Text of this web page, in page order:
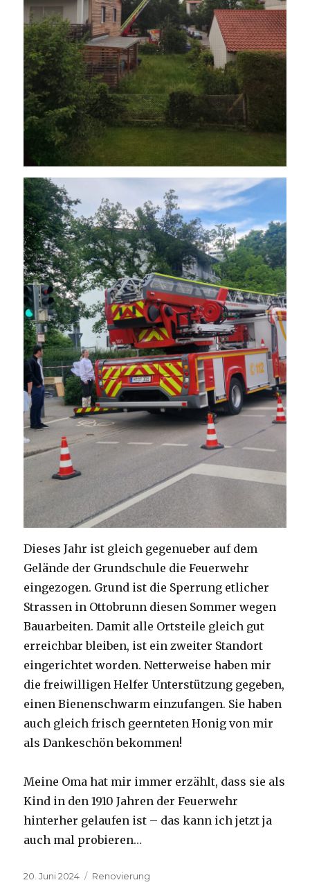
Dieses Jahr ist gleich gegenueber auf dem
Gelände der Grundschule die Feuerwehr
eingezogen. Grund ist die Sperrung etlicher
Strassen in Ottobrunn diesen Sommer wegen
Bauarbeiten. Damit alle Ortsteile gleich gut
erreichbar bleiben, ist ein zweiter Standort
eingerichtet worden. Netterweise haben mir
die freiwilligen Helfer Unterstützung gegeben,
einen Bienenschwarm einzufangen. Sie haben
auch gleich frisch geernteten Honig von mir
als Dankeschön bekommen!
Meine Oma hat mir immer erzählt, dass sie als
Kind in den 1910 Jahren der Feuerwehr
hinterher gelaufen ist – das kann ich jetzt ja
auch mal probieren…
Veröffentlicht
20. Juni 2024 Kategorien
Renovierung